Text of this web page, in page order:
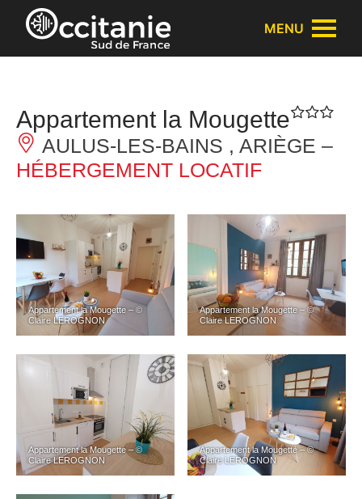
Panneau de gestion des cookies
MENU
Appartement la Mougette
AULUS-LES-BAINS , ARIÈGE –
HÉBERGEMENT LOCATIF
Appartement la Mougette – ©
Claire LEROGNON
Appartement la Mougette – ©
Claire LEROGNON
Appartement la Mougette – ©
Claire LEROGNON
Appartement la Mougette – ©
Claire LEROGNON